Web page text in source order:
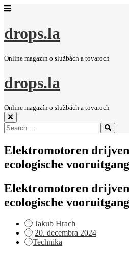
drops.la
Online magazín o službách a tovaroch
drops.la
Online magazín o službách a tovaroch
Search
for:
Search
Elektromotoren drijven
ecologische vooruitgang
Elektromotoren drijven
ecologische vooruitgang
Jakub Hrach
Posted
on
20. decembra 2024
Technika